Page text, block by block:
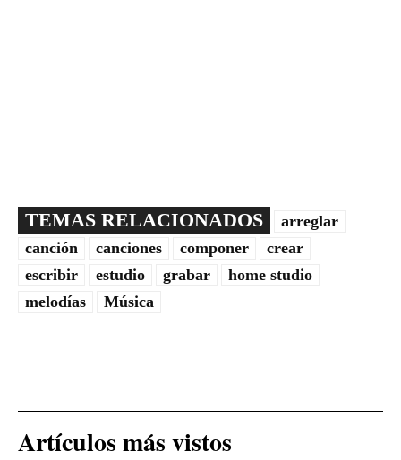
TEMAS RELACIONADOS
arreglar
canción
canciones componer
crear
escribir
estudio grabar
home studio
melodías
Música
Artículos más vistos